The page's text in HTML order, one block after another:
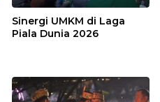
Sinergi UMKM di Laga
Piala Dunia 2026